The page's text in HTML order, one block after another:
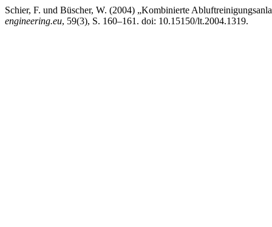
Schier, F. und Büscher, W. (2004) „Kombinierte
engineering.eu, 59(3), S. 160–161. doi: 10.15150/lt.2004.1319.